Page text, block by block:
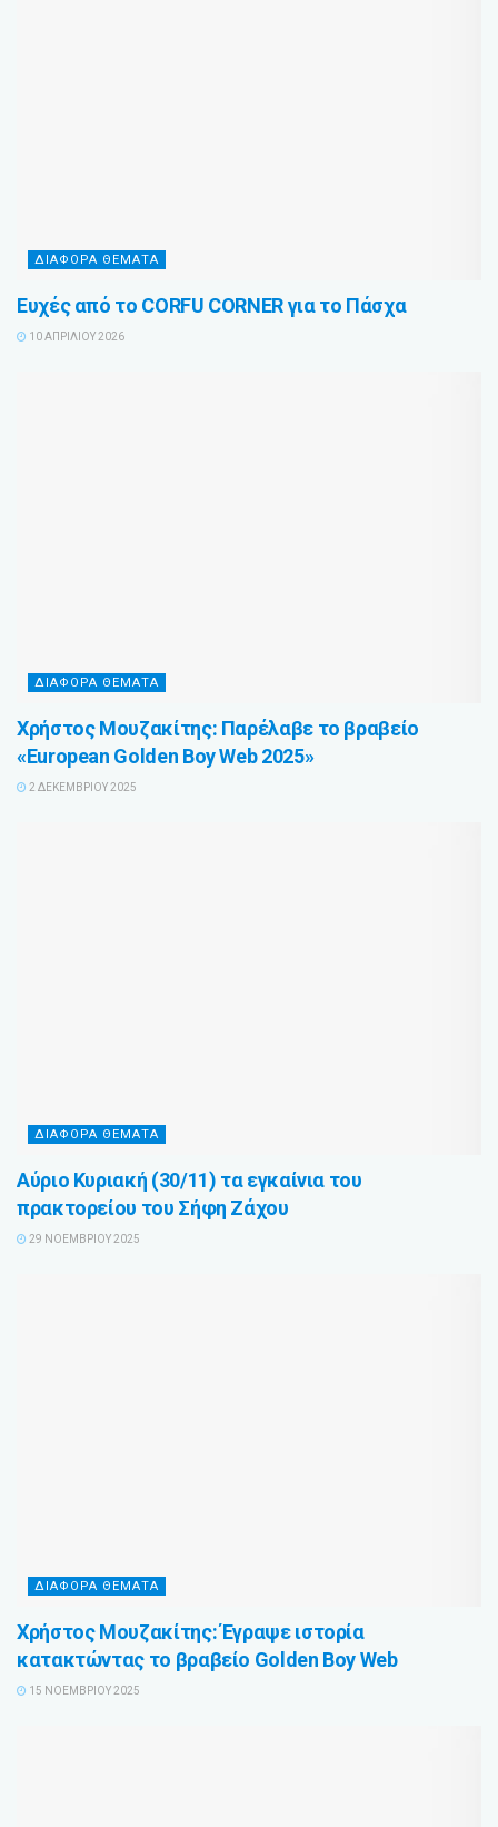
ΔΙΆΦΟΡΑ ΘΈΜΑΤΑ
Ευχές από το CORFU CORNER για το Πάσχα
10 ΑΠΡΙΛΊΟΥ 2026
ΔΙΆΦΟΡΑ ΘΈΜΑΤΑ
Χρήστος Μουζακίτης: Παρέλαβε το βραβείο
«European Golden Boy Web 2025»
2 ΔΕΚΕΜΒΡΊΟΥ 2025
ΔΙΆΦΟΡΑ ΘΈΜΑΤΑ
Αύριο Κυριακή (30/11) τα εγκαίνια του
πρακτορείου του Σήφη Ζάχου
29 ΝΟΕΜΒΡΊΟΥ 2025
ΔΙΆΦΟΡΑ ΘΈΜΑΤΑ
Χρήστος Μουζακίτης: Έγραψε ιστορία
κατακτώντας το βραβείο Golden Boy Web
15 ΝΟΕΜΒΡΊΟΥ 2025